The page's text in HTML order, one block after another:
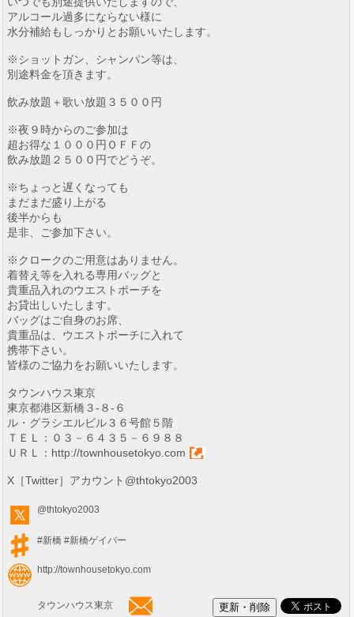
アルコール過多にならない様に
水分補給もしっかりとお願いいたします。
※ショットガン、シャンパン等は、
別途料金を頂きます。
飲み放題＋歌い放題３５００円
※夜９時からのご参加は
超お得な１０００円ＯＦＦの
飲み放題２５００円でどうぞ。
※ちょっと遅くなっても
まだまだ盛り上がる
後半からも
是非、ご参加下さい。
※クロークのご用意はありません。
着替え等を入れる専用バッグと
貴重品入れのウエストポーチを
お貸出しいたします。
バッグはご自身のお席、
貴重品は、ウエストポーチに入れて
携帯下さい。
皆様のご協力をお願いいたします。
タウンハウス東京
東京都港区新橋３-８-６
ル・グラシエルビル３６号館５階
ＴＥＬ：０３－６４３５－６９８８
ＵＲＬ： http://townhousetokyo.com
X［Twitter］アカウント@thtokyo2003
@thtokyo2003
#新橋 #新橋ゲイバー
http://townhousetokyo.com
タウンハウス東京